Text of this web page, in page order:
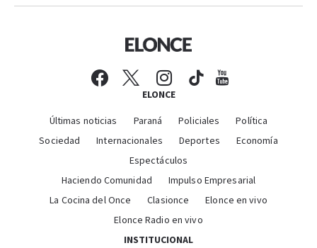
ELONCE
Últimas noticias Paraná Policiales
Política
Sociedad
Internacionales Deportes
Economía
Espectáculos
Haciendo Comunidad
Impulso Empresarial
La Cocina del Once
Clasionce
Elonce en vivo
Elonce Radio en vivo
INSTITUCIONAL